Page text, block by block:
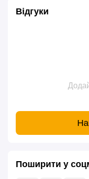
Відгуки
Поширити у